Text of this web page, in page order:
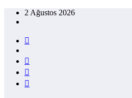
İçeriğe2 Ağustos 2026